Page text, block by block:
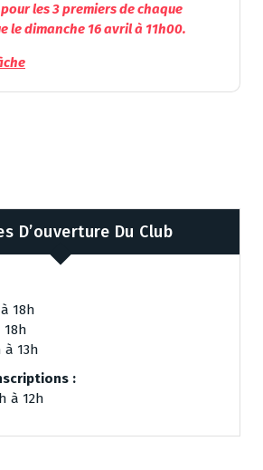
les 3 premiers de chaque
le dimanche 16 avril à 11h00.
D’ouverture Du Club
18h
18h
à 13h
:
à 12h